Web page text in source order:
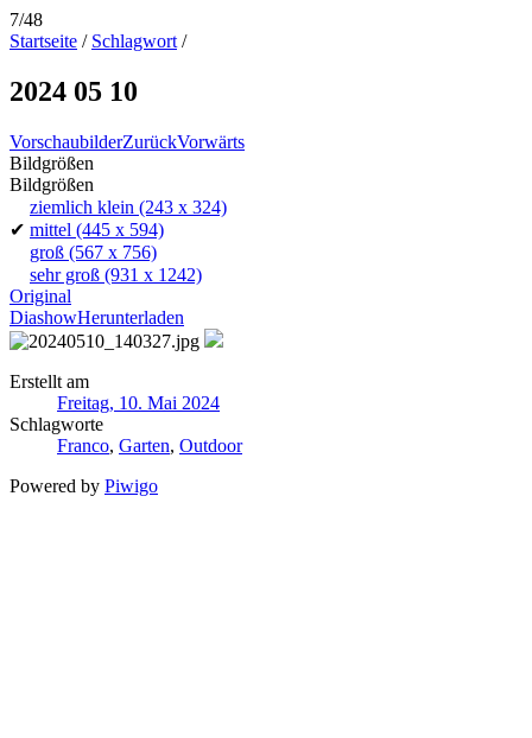
7/48
Startseite / Schlagwort /
2024 05 10
VorschaubilderZurückVorwärts
Bildgrößen
Bildgrößen
ziemlich klein (243 x 324)
✔ mittel (445 x 594)
groß (567 x 756)
sehr groß (931 x 1242)
Original
DiashowHerunterladen
Erstellt am
Freitag, 10. Mai 2024
Schlagworte
Franco, Garten, Outdoor
Powered by Piwigo